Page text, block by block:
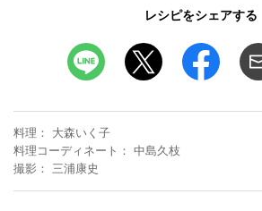
レシピをシェアする
料理
大森いく子
料理コーディネート
中島久枝
撮影
三浦康史